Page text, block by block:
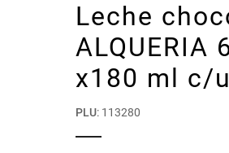
Leche
ALQUERIA
x180 ml c/u
PLU: 113280